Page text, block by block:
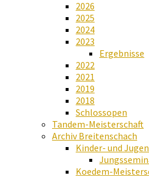
2026
2025
2024
2023
Ergebnisse
2022
2021
2019
2018
Schlossopen
Tandem-Meisterschaft
Archiv Breitenschach
Kinder- und
Koedem-